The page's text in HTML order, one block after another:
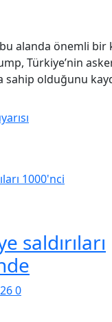
alanda önemli
Türkiye’nin
sahip olduğunu
saldırıları
0